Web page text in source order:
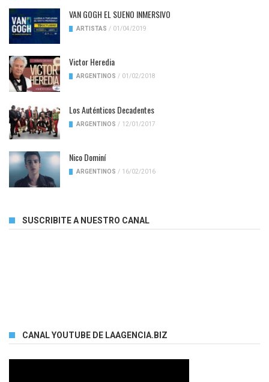
VAN GOGH EL SUENO INMERSIVO
ARTISTAS / 01/04/2019
Victor Heredia
ARGENTINOS / 01/02/2018
Los Auténticos Decadentes
ARGENTINOS / 12/01/2017
Nico Dominí
ARGENTINOS / 16/02/2016
SUSCRIBITE A NUESTRO CANAL
CANAL YOUTUBE DE LAAGENCIA.BIZ